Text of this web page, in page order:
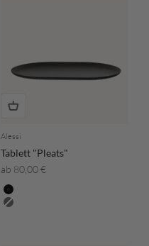
Alessi
Tablett "Pleats"
Angebot
ab 80,00 €
Farbe
Black
Edelstahl